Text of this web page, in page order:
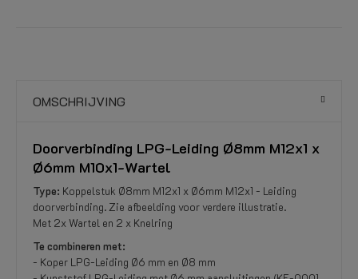
OMSCHRIJVING
Doorverbinding LPG-Leiding Ø8mm M12x1 x
Ø6mm M10x1-Wartel
Type: Koppelstuk Ø8mm M12x1 x Ø6mm M12x1 - Leiding
doorverbinding. Zie afbeelding voor verdere illustratie.
Met 2x Wartel en 2 x Knelring
Te combineren met:
- Koper LPG-Leiding Ø6 mm en Ø8 mm